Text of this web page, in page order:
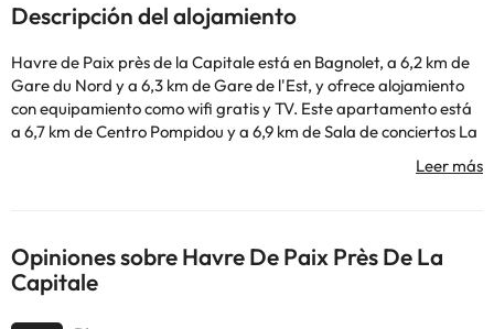
Descripción del alojamiento
Havre de Paix près de la Capitale está en Bagnolet, a 6,2 km de
Gare du Nord y a 6,3 km de Gare de l'Est, y ofrece alojamiento
con equipamiento como wifi gratis y TV. Este apartamento está
a 6,7 km de Centro Pompidou y a 6,9 km de Sala de conciertos La
estar, una cocina totalmente equipada con nevera y cafetera, y 1
(Aeropuerto de París - Charles de Gaulle) está a 18 km.
En este alojamiento no se pueden celebrar despedidas de soltero
o soltera ni fiestas similares. Informa a con antelación de tu hora
Opiniones sobre Havre De Paix Près De La
Capitale